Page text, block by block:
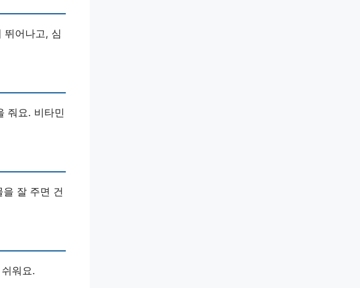
뛰어나고, 심
줘요. 비타민
잘 주면 건
워요.